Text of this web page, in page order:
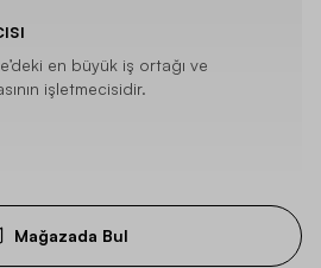
en büyük iş ortağı ve
işletmecisidir.
Mağazada Bul